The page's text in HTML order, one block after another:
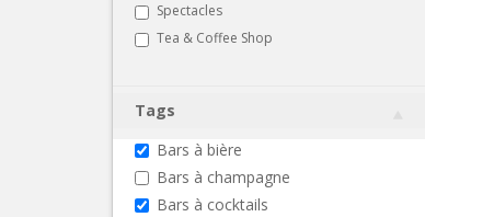
Spectacles
Tea & Coffee Shop
Tags
Bars à bière
Bars à champagne
Bars à cocktails